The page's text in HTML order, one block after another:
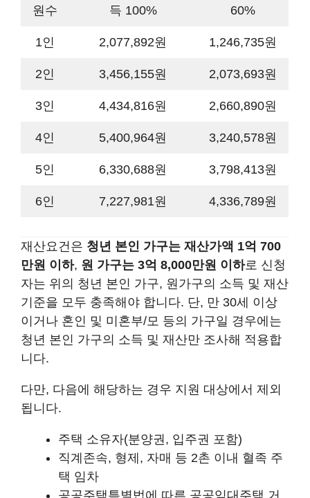
원수
득 100%
60%
1인 2,077,892원 1,246,735원
2인 3,456,155원 2,073,693원
3인 4,434,816원 2,660,890원
4인 5,400,964원 3,240,578원
5인 6,330,688원 3,798,413원
6인 7,227,981원 4,336,789원
재산요건은 청년 본인 가구는 재산가액 1억 700
만원 이하, 원 가구는 3억 8,000만원 이하로 신청
자는 위의 청년 본인 가구, 원가구의 소득 및 재산
기준을 모두 충족해야 합니다. 단, 만 30세 이상
이거나 혼인 및 미혼부/모 등의 가구일 경우에는
청년 본인 가구의 소득 및 재산만 조사해 적용합
니다.
다만, 다음에 해당하는 경우 지원 대상에서 제외
됩니다.
주택 소유자(분양권, 입주권 포함)
직계존속, 형제, 자매 등 2촌 이내 혈족 주
택 임차